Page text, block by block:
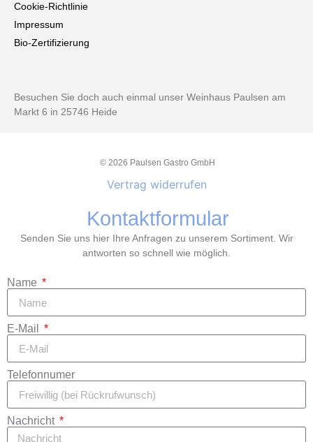
Cookie-Richtlinie
Impressum
Bio-Zertifizierung
Besuchen Sie doch auch einmal unser Weinhaus Paulsen am
Markt 6 in 25746 Heide
© 2026 Paulsen Gastro GmbH
Vertrag widerrufen
Kontaktformular
Senden Sie uns hier Ihre Anfragen zu unserem Sortiment. Wir
antworten so schnell wie möglich.
Name
E-Mail
Telefonnumer
Nachricht